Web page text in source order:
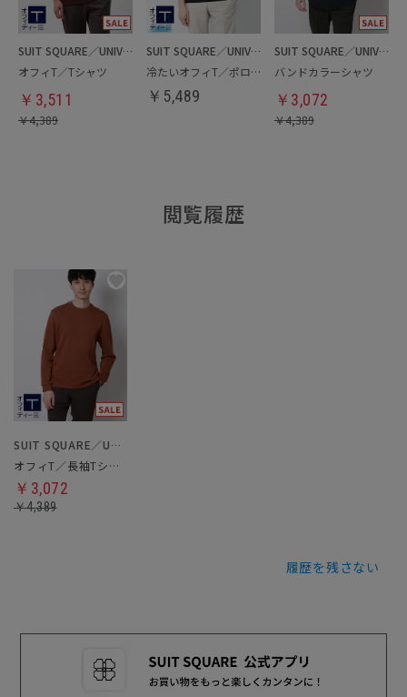
SUIT SQUARE／UNIVERSAL LANGUAGE
オフィT／Tシャツ
￥ 3,511
￥4,389
SUIT SQUARE／UNIVERSAL LANGUAGE
冷たいオフィT／ポロシャツ
￥ 5,489
SUIT SQUARE／UNIVERSAL LANGUAGE
バンドカラーシャツ
￥ 3,072
￥4,389
閲覧履歴
SUIT SQUARE／UNIVERSAL LANGUAGE
オフィT／長袖Tシャツ
￥3,072
￥4,389
履歴を残さない